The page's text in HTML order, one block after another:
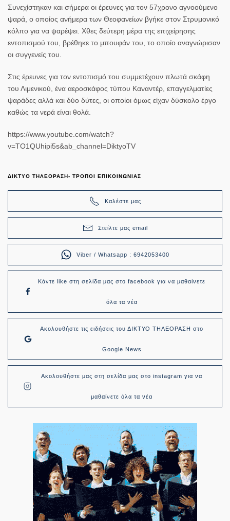
Συνεχίστηκαν και σήμερα οι έρευνες για τον 57χρονο αγνοούμενο
ψαρά, ο οποίος ανήμερα των Θεοφανείων βγήκε στον Στρυμονικό
κόλπο για να ψαρέψει. Χθες δεύτερη μέρα της επιχείρησης
εντοπισμού του, βρέθηκε το μπουφάν του, το οποίο αναγνώρισαν
οι συγγενείς του.
Στις έρευνες για τον εντοπισμό του συμμετέχουν πλωτά σκάφη
του Λιμενικού, ένα αεροσκάφος τύπου Καναντέρ, επαγγελματίες
ψαράδες αλλά και δύο δύτες, οι οποίοι όμως είχαν δύσκολο έργο
καθώς τα νερά είναι θολά.
https://www.youtube.com/watch?
v=TO1QUhipi5s&ab_channel=DiktyoTV
ΔΙΚΤΥΟ ΤΗΛΕΟΡΑΣΗ- ΤΡΟΠΟΙ ΕΠΙΚΟΙΝΩΝΙΑΣ
Καλέστε μας
Στείλτε μας email
Viber / Whatsapp : 6942053400
Κάντε like στη σελίδα μας στο facebook για να μαθαίνετε
όλα τα νέα
Ακολουθήστε τις ειδήσεις του ΔΙΚΤΥΟ ΤΗΛΕΟΡΑΣΗ στο
Google News
Ακολουθήστε μας στη σελίδα μας στο instagram για να
μαθαίνετε όλα τα νέα